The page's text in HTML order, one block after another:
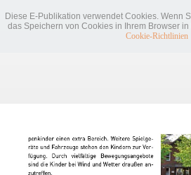
Diese E-Publikation verwendet Cookies. Wenn
das Speichern von Cookies in Ihrem Browser
Cookie-Richtlinien